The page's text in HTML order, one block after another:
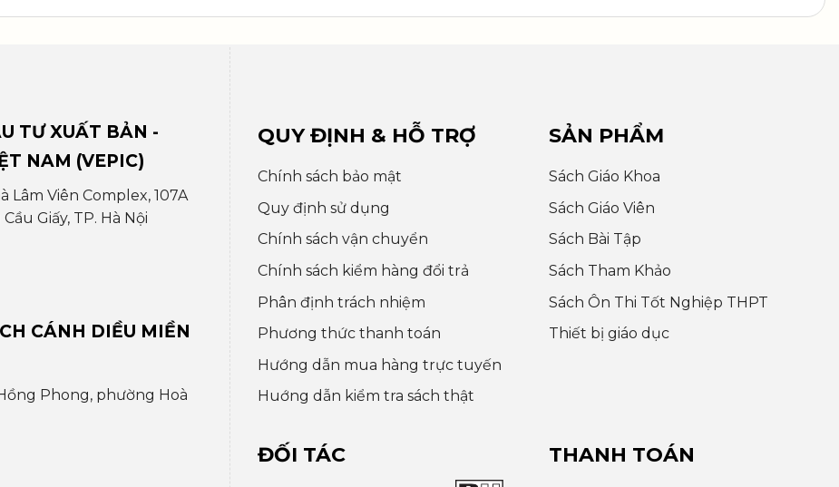
TƯ XUẤT BẢN -
NAM (VEPIC)
Lâm Viên Complex, 107A
Giấy, TP. Hà Nội
CÁNH DIỀU MIỀN
Phong, phường Hoà
QUY ĐỊNH & HỖ TRỢ
Chính sách bảo mật
Quy định sử dụng
Chính sách vận chuyển
Chính sách kiểm hàng đổi trả
Phân định trách nhiệm
Phương thức thanh toán
Hướng dẫn mua hàng trực tuyến
Huớng dẫn kiểm tra sách thật
SẢN PHẨM
Sách Giáo Khoa
Sách Giáo Viên
Sách Bài Tập
Sách Tham Khảo
Sách Ôn Thi Tốt Nghiệp THPT
Thiết bị giáo dục
ĐỐI TÁC THANH TOÁN